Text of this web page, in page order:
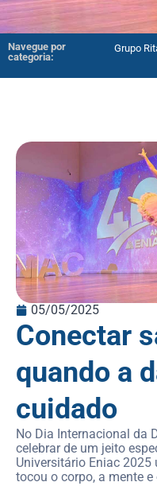
Navegue por
categoria:
Grupo
05/05/2025
Conectar
quando a
cuidado
No Dia Internacional da
celebrar de um jeito
Universitário Eniac 2025
tocou o corpo, a mente e